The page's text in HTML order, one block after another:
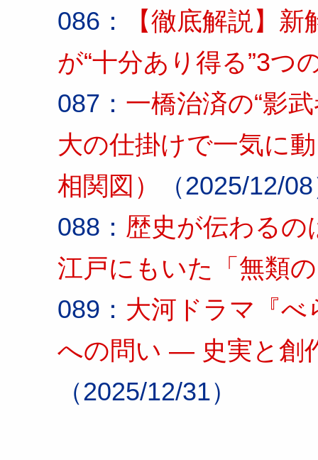
086：
【徹底解説】
が“十分あり得る”3つ
087： 一橋治済の“影
大の仕掛けで一気に
相関図）
（2025/12/
088： 歴史が伝わる
江戸にもいた「無類
089： 大河ドラマ『
への問い ― 史実と創
（2025/12/31）